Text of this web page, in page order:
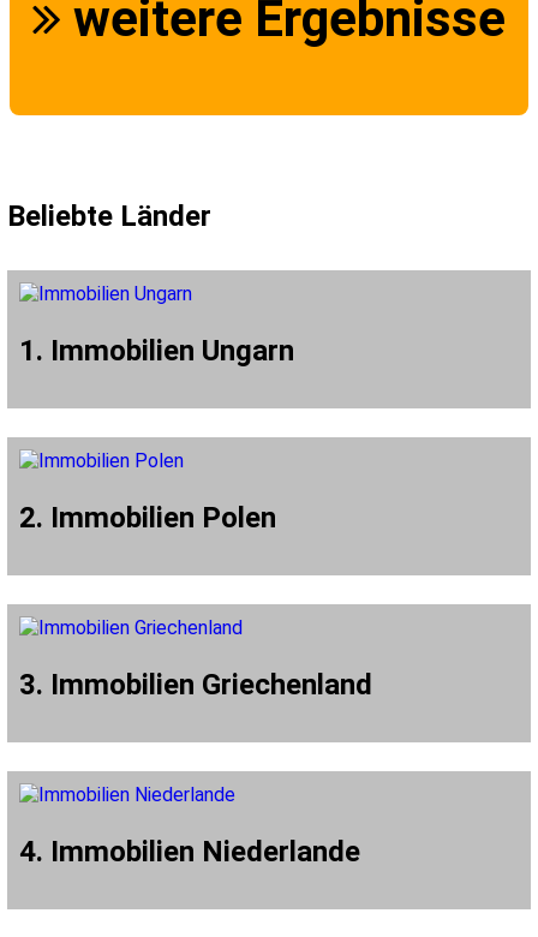
weitere Ergebnisse
Beliebte Länder
1. Immobilien Ungarn
2. Immobilien Polen
3. Immobilien Griechenland
4. Immobilien Niederlande